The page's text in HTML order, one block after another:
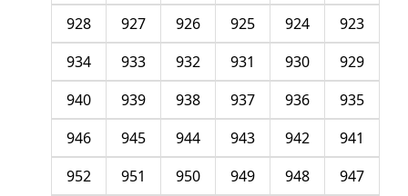
923
924
925
926
927
928
929
930
931
932
933
934
935
936
937
938
939
940
941
942
943
944
945
946
947
948
949
950
951
952